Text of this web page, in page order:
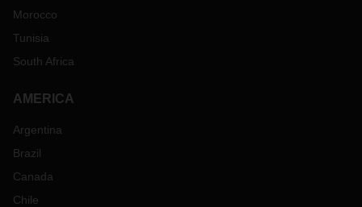
Morocco
Tunisia
South Africa
AMERICA
Argentina
Brazil
Canada
Chile